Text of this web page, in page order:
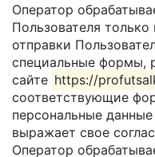
Оператор
Пользователя
отправки
специальные формы,
сайте https://
соответствующие
персональные
выражает свое
Оператор